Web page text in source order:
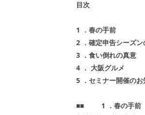
目次
1
．春の手前
2 ．確定申告シーズ
3 ．食い倒れの真意
4 ． 大阪グルメ
5 ．セミナー開催の
■■ 1 ．春の手前